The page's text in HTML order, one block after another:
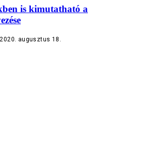
is kimutatható a
2020. augusztus 18.